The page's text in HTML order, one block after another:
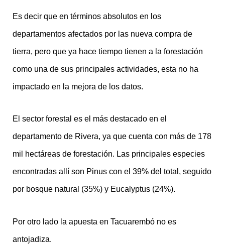
Es decir que en términos absolutos en los
departamentos afectados por las nueva compra de
tierra, pero que ya hace tiempo tienen a la forestación
como una de sus principales actividades, esta no ha
impactado en la mejora de los datos.
El sector forestal es el más destacado en el
departamento de Rivera, ya que cuenta con más de 178
mil hectáreas de forestación. Las principales especies
encontradas allí son Pinus con el 39% del total, seguido
por bosque natural (35%) y Eucalyptus (24%).
Por otro lado la apuesta en Tacuarembó no es
antojadiza.